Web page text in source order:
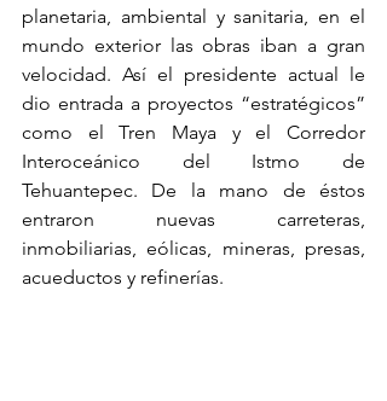
planetaria, ambiental y sanitaria, en el
mundo exterior las obras iban a gran
velocidad. Así el presidente actual le
dio entrada a proyectos “estratégicos”
como el Tren Maya y el Corredor
Interoceánico del Istmo de
Tehuantepec. De la mano de éstos
entraron nuevas carreteras,
inmobiliarias, eólicas, mineras, presas,
acueductos y refinerías.